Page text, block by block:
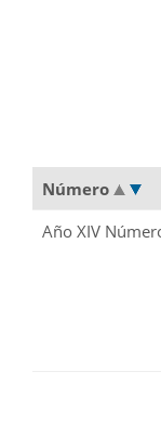
Número
Año XIV